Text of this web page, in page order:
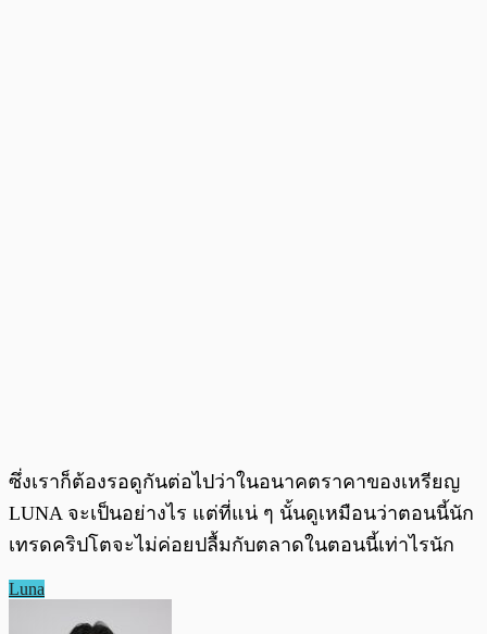
ซึ่งเราก็ต้องรอดูกันต่อไปว่าในอนาคตราคาของเหรียญ
LUNA จะเป็นอย่างไร แต่ที่แน่ ๆ นั้นดูเหมือนว่าตอนนี้นัก
เทรดคริปโตจะไม่ค่อยปลื้มกับตลาดในตอนนี้เท่าไรนัก
Luna